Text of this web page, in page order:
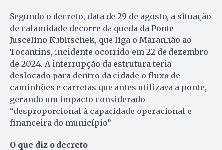
Segundo o decreto, data de 29 de agosto, a situação
de calamidade decorre da queda da Ponte
Juscelino Kubitschek, que liga o Maranhão ao
Tocantins, incidente ocorrido em 22 de dezembro
de 2024. A interrupção da estrutura teria
deslocado para dentro da cidade o fluxo de
caminhões e carretas que antes utilizava a ponte,
gerando um impacto considerado
“desproporcional à capacidade operacional e
financeira do município”.
O que diz o decreto